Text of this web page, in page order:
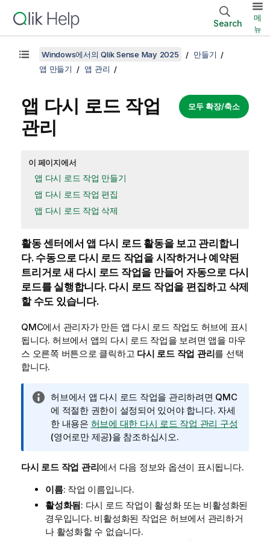
Search
메
뉴
Windows에서의 Qlik Sense May 2025
만들기
앱 만들기
앱 관리
모두 확장/축소
앱 다시 로드 작업
관리
이 페이지에서
앱 다시 로드 작업 만들기
앱 다시 로드 작업 편집
앱 다시 로드 작업 삭제
활동 센터에서 앱 다시 로드 활동을 보고 관리합니
다. 수동으로 다시 로드 작업을 시작하거나 예약된
트리거로 새 다시 로드 작업을 만들어 자동으로 다시
로드를 실행합니다. 다시 로드 작업을 편집하고 삭제
할 수도 있습니다.
QMC에서 관리자가 만든 앱 다시 로드 작업도 허브에 표시
됩니다. 허브에서 앱의 다시 로드 작업을 보려면 앱을 마우
스 오른쪽 버튼으로 클릭하고 다시 로드 작업 관리를 선택
합니다.
정
보
메
모
허브에서 앱 다시 로드 작업을 관리하려면 QMC
에 적절한 권한이 설정되어 있어야 합니다. 자세
한 내용은 허브에 대한 다시 로드 작업 관리 구성
(영어로만 제공)을 참조하십시오.
다시 로드 작업 관리에서 다음 정보와 옵션이 표시됩니다.
이름: 작업 이름입니다.
활성화됨: 다시 로드 작업이 활성화 또는 비활성화된
경우입니다. 비활성화된 작업은 허브에서 관리하거
나 활성화할 수 없습니다.